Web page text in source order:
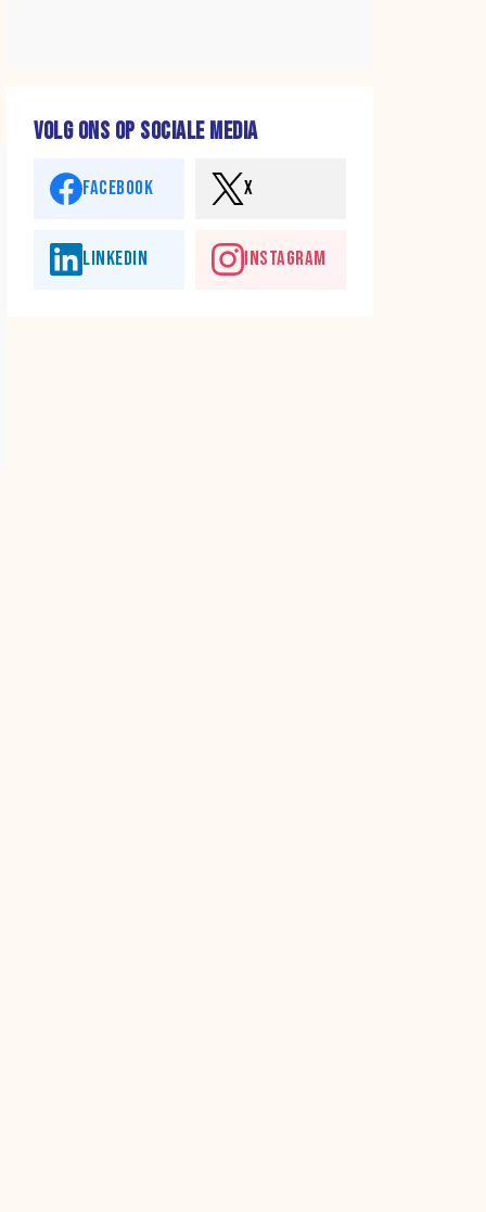
VOLG ONS OP SOCIALE MEDIA
FACEBOOK X
LINKEDIN INSTAGRAM